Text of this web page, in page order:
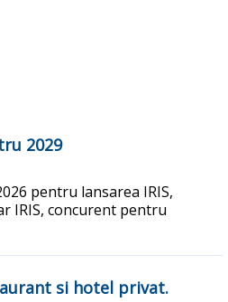
2029
pentru lansarea IRIS,
IRIS, concurent pentru
si hotel privat.